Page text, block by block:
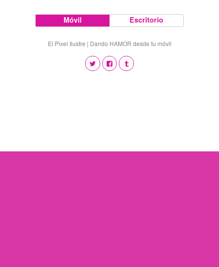
Móvil Escritorio
El Pixel Ilustre | Dando HAMOR desde tu móvil